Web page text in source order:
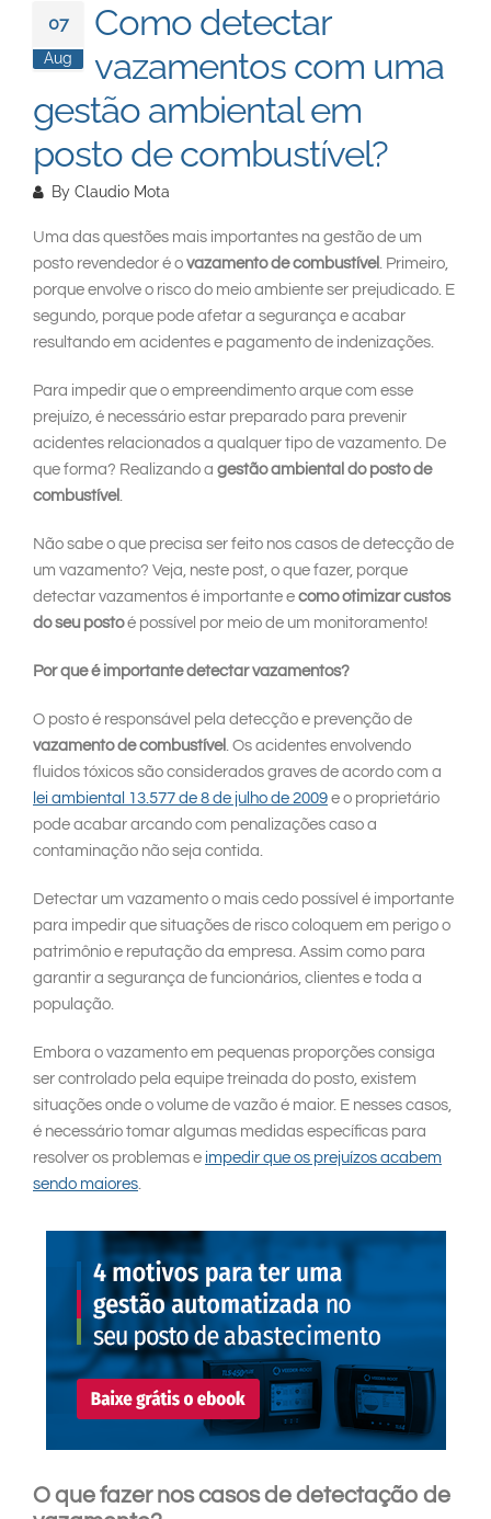
07
Aug
Como detectar
vazamentos com uma
gestão ambiental em
posto de combustível?
By Claudio Mota
Uma das questões mais importantes na gestão de um
posto revendedor é o vazamento de combustível. Primeiro,
porque envolve o risco do meio ambiente ser prejudicado. E
segundo, porque pode afetar a segurança e acabar
resultando em acidentes e pagamento de indenizações.
Para impedir que o empreendimento arque com esse
prejuízo, é necessário estar preparado para prevenir
acidentes relacionados a qualquer tipo de vazamento. De
que forma? Realizando a gestão ambiental do posto de
combustível.
Não sabe o que precisa ser feito nos casos de detecção de
um vazamento? Veja, neste post, o que fazer, porque
detectar vazamentos é importante e como otimizar custos
do seu postoé possível por meio de um monitoramento!
Por que é importante detectar vazamentos?
O posto é responsável pela detecção e prevenção de
vazamento de combustível. Os acidentes envolvendo
fluidos tóxicos são considerados graves de acordo com a
lei ambiental 13.577 de 8 de julho de 2009 e o proprietário
pode acabar arcando com penalizações caso a
contaminação não seja contida.
Detectar um vazamento o mais cedo possível é importante
para impedir que situações de risco coloquem em perigo o
patrimônio e reputação da empresa. Assim como para
garantir a segurança de funcionários, clientes e toda a
população.
Embora o vazamento em pequenas proporções consiga
ser controlado pela equipe treinada do posto, existem
situações onde o volume de vazão é maior. E nesses casos,
é necessário tomar algumas medidas específicas para
resolver os problemas e impedir que os prejuízos acabem
sendo maiores.
O que fazer nos casos de detectação de